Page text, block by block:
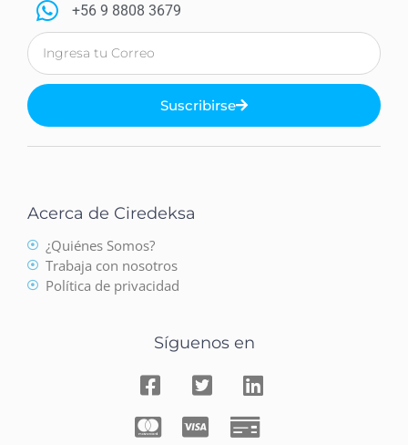
+56 9 8808 3679
Suscribirse
Síguenos en
Acerca de Ciredeksa
¿Quiénes Somos?
Trabaja con nosotros
Política de privacidad